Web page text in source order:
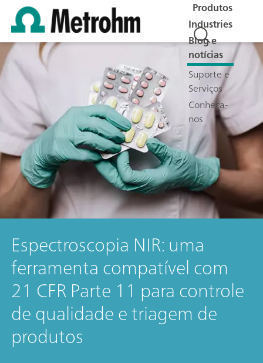
Produtos
Industries
Blog e
notícias
Suporte e
Serviços
Conheça-
nos
Espectroscopia NIR: uma
ferramenta compatível com
21 CFR Parte 11 para controle
de qualidade e triagem de
produtos